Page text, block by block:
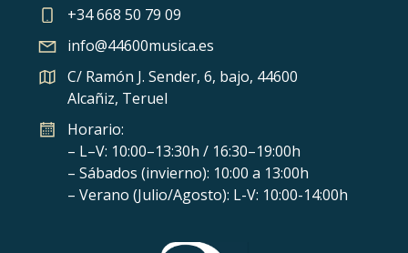
+34 668 50 79 09
info@44600musica.es
C/ Ramón J. Sender, 6, bajo, 44600
Alcañiz, Teruel
Horario:
– L–V: 10:00–13:30h / 16:30–19:00h
– Sábados (invierno): 10:00 a 13:00h
– Verano (Julio/Agosto): L-V: 10:00-14:00h